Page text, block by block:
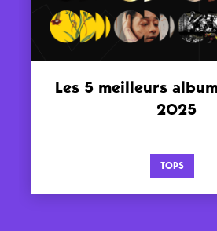
Les 5 meilleurs
2025
TOPS